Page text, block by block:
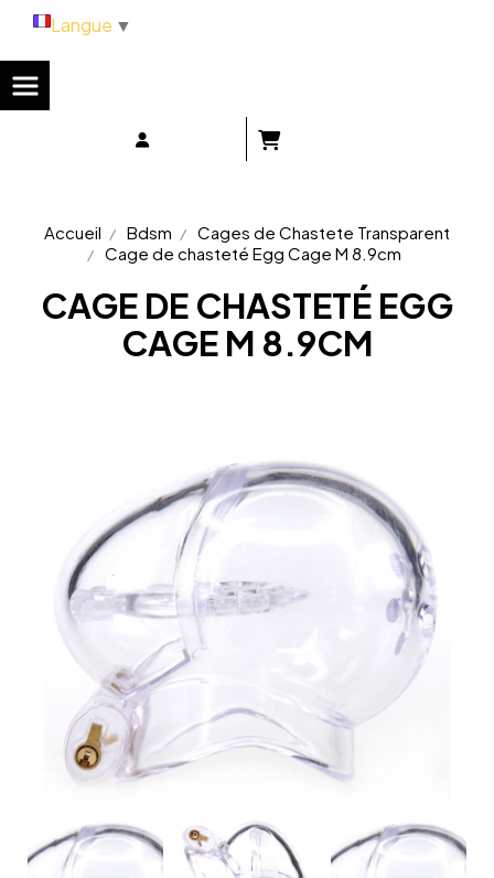
Accueil Bdsm
Cages de Chastete Transparent
Cage de chasteté Egg Cage M 8.9cm
CAGE DE CHASTETÉ EGG
CAGE M 8.9CM
Langue ▼